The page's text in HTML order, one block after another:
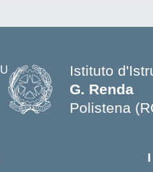
Istituto
G. Renda
Polistena